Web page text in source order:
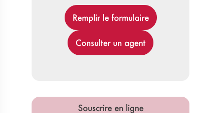
Remplir le formulaire
Consulter un agent
Souscrire en ligne